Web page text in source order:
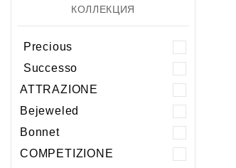
КОЛЛЕКЦИЯ
Precious
Successo
ATTRAZIONE
Bejeweled
Bonnet
COMPETIZIONE